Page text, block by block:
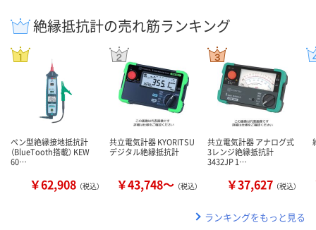
絶縁抵抗計の売れ筋ランキング
ペン型絶縁接地抵抗計
（BlueTooth搭載） KEW
60…
￥62,908 （税込）
共立電気計器 KYORITSU
デジタル絶縁抵抗計
￥43,748～ （税込）
共立電気計器 アナログ式
3レンジ絶縁抵抗計
3432JP 1…
￥37,627 （税込）
ランキングをもっと見る